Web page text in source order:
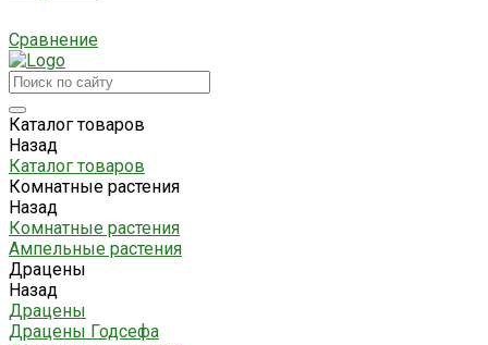
Сравнение
Каталог товаров
Назад
Каталог товаров
Комнатные растения
Назад
Комнатные растения
Ампельные растения
Драцены
Назад
Драцены
Драцены Годсефа